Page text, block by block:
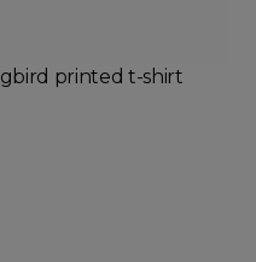
printed t-shirt